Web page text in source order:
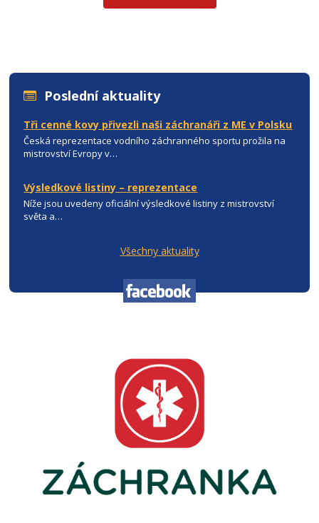
Poslední aktuality
Tři cenné kovy přivezli naši záchranáři z ME v Polsku
Česká reprezentace vodního záchranného sportu prožila na
mistrovství Evropy v…
Výsledkové listiny – reprezentace
Níže jsou uvedeny oficiální výsledkové listiny z mistrovství
světa a…
Všechny aktuality